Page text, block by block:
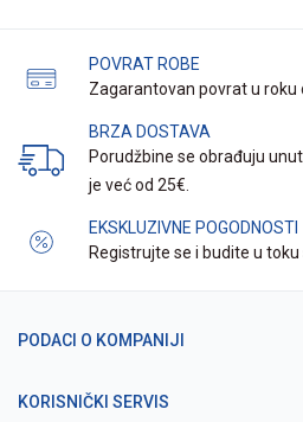
POVRAT ROBE
Zagarantovan povrat u roku
BRZA DOSTAVA
Porudžbine se obrađuju
je već od 25€.
EKSKLUZIVNE POGODNOSTI
Registrujte se i budite u
PODACI O KOMPANIJI
KORISNIČKI SERVIS